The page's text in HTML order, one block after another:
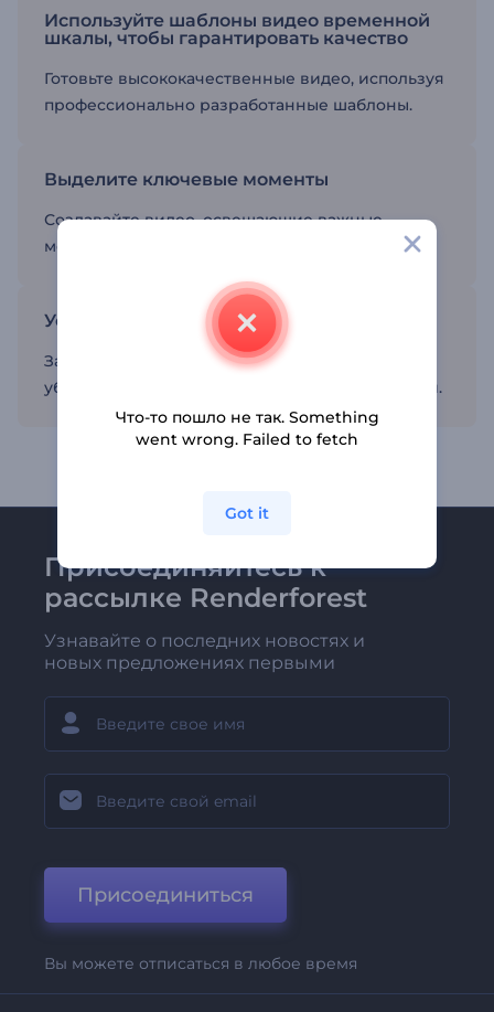
Используйте шаблоны видео временной
шкалы, чтобы гарантировать качество
Готовьте высококачественные видео, используя
профессионально разработанные шаблоны.
Выделите ключевые моменты
Создавайте видео, освещающие важные
моменты или события.
Установите связь со зрителями
Заинтересуйте свою аудиторию с помощью
убедительных визуальных эффектов и историй.
Присоединяйтесь к
рассылке Renderforest
Узнавайте о последних новостях и
новых предложениях первыми
Присоединиться
Вы можете отписаться в любое время
Что-то пошло не так. Something
went wrong. Failed to fetch
Got it